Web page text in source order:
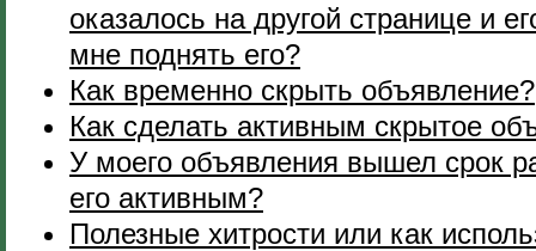
оказалось на другой странице и
мне поднять его?
Как временно скрыть объявление?
Как сделать активным скрытое
У моего объявления вышел срок
его активным?
Полезные хитрости или как